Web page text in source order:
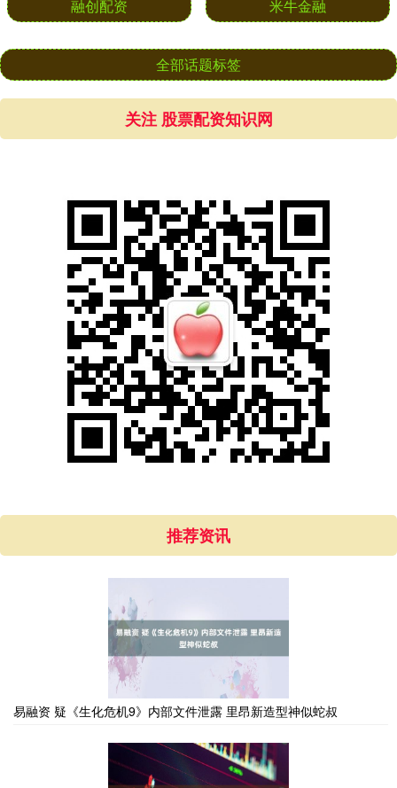
融创配资 米牛金融
全部话题标签
关注 股票配资知识网
推荐资讯
易融资 疑《生化危机9》内部文件泄露 里昂新造型神似蛇叔